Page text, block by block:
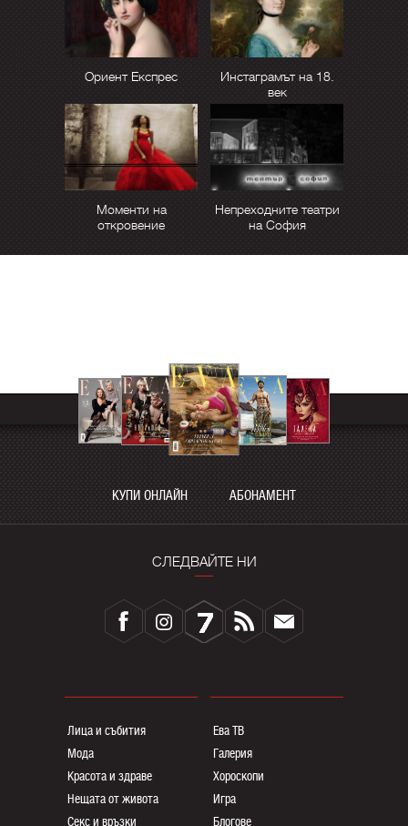
Ориент Експрес
Инстаграмът на 18.
век
Моменти на
откровение
Непреходните театри
на София
КУПИ ОНЛАЙН АБОНАМЕНТ
СЛЕДВАЙТЕ НИ
Лица и събития
Мода
Красота и здраве
Нещата от живота
Секс и връзки
Ева ТВ
Галерия
Хороскопи
Игра
Блогoве